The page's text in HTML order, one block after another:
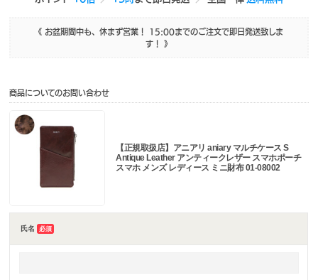
《 お盆期間中も、休まず営業！ 15:00までのご注文で即日発送致しま
す！ 》
商品についてのお問い合わせ
【正規取扱店】アニアリ aniary マルチケース S
Antique Leather アンティークレザー スマホポーチ
スマホ メンズ レディース ミニ財布 01-08002
氏名 必須